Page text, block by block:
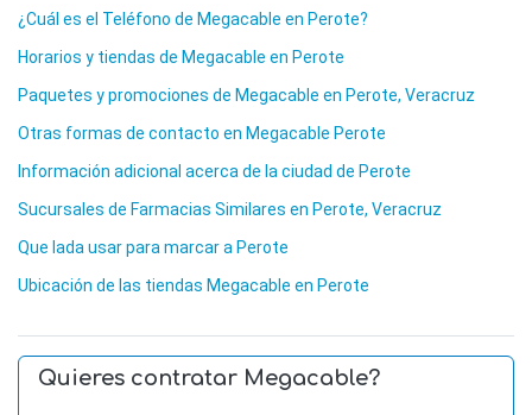
¿Cuál es el Teléfono de Megacable en Perote?
Horarios y tiendas de Megacable en Perote
Paquetes y promociones de Megacable en Perote, Veracruz
Otras formas de contacto en Megacable Perote
Información adicional acerca de la ciudad de Perote
Sucursales de Farmacias Similares en Perote, Veracruz
Que lada usar para marcar a Perote
Ubicación de las tiendas Megacable en Perote
Quieres contratar Megacable?